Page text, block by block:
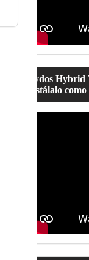
Lydos
instálalo